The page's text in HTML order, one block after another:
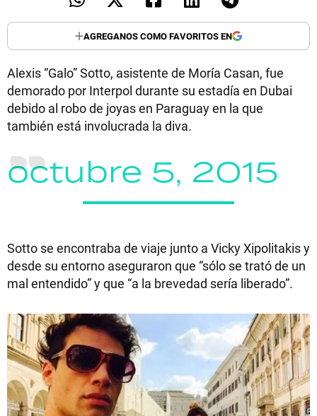
AGREGANOS COMO FAVORITOS EN
Alexis “Galo” Sotto, asistente de Moría Casan, fue
demorado por Interpol durante su estadía en Dubai
debido al robo de joyas en Paraguay en la que
también está involucrada la diva.
octubre 5, 2015
Sotto se encontraba de viaje junto a Vicky Xipolitakis y
desde su entorno aseguraron que “sólo se trató de un
mal entendido” y que “a la brevedad sería liberado”.